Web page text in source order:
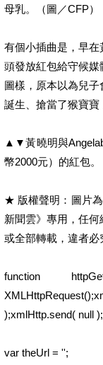
母乳。（圖／CFP）
有個小插曲是，早
頭發放紅包給守候
圖樣，原本以為兒
誕生、搶當了猴寶寶
▲▼黃曉明與
幣2000元）的紅包。
★ 版權聲明：圖片
新聞雲》專用，任
或全部轉載，違者必
function
);xmlHttp.send( null
var theUrl = '';